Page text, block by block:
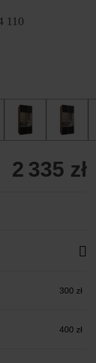
110
2 335 zł
300 zł
400 zł